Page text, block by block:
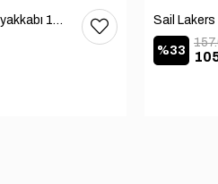
Özel Üretim - Günlük Ayakkabı 101-2630-11473
%33